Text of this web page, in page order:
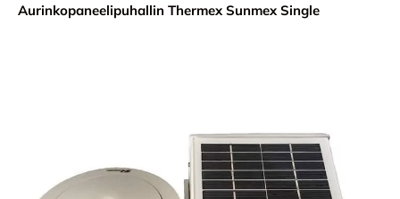
Aurinkopaneelipuhallin Thermex Sunmex Single